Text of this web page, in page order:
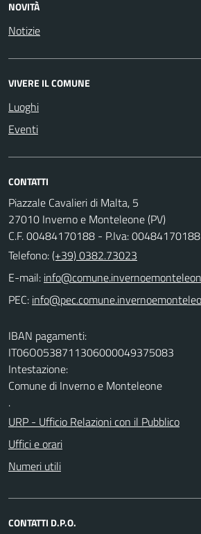
NOVITÀ
Notizie
VIVERE IL COMUNE
Luoghi
Eventi
CONTATTI
Piazzale Cavalieri di Malta, 5
27010 Inverno e Monteleone (PV)
C.F. 00484170188 - P.Iva: 00484170188
Telefono:(+39) 0382.73023
E-mail:
PEC:
IBAN pagamenti:
IT06O0538711306000049375083
Intestazione:
Comune di Inverno e Monteleone
.
URP - Ufficio Relazioni con il Pubblico
Uffici e orari
Numeri utili
CONTATTI D.P.O.